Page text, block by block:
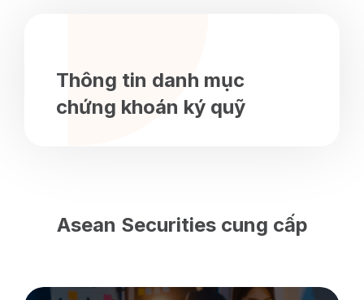
Thông tin danh mục
chứng khoán ký quỹ
Asean Securities cung cấp